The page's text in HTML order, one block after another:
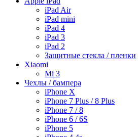
iPad Air
iPad mini
iPad 4
iPad 3
iPad 2
Защитные стекла / пленки
Xiaomi
Mi 3
Чехлы / бампера
iPhone X
iPhone 7 Plus / 8 Plus
iPhone 7 / 8
iPhone 6 / 6S
iPhone 5